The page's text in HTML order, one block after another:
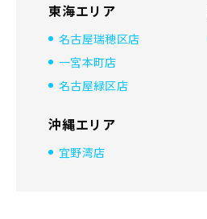
東海エリア
名古屋瑞穂区店
一宮本町店
名古屋緑区店
沖縄エリア
宜野湾店